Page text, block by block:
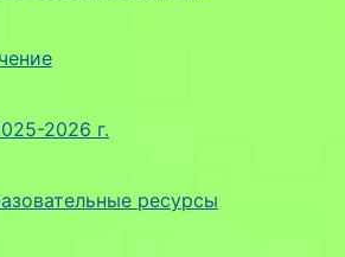
2026 г.
ресурсы